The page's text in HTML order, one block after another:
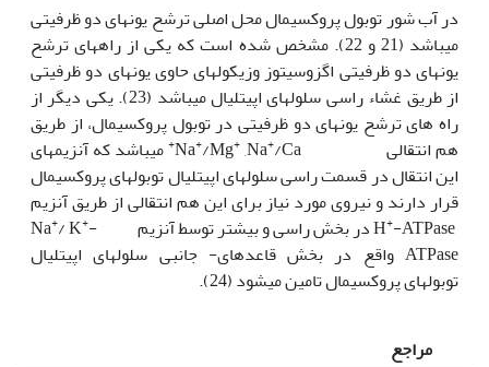
در آب شور توبول پروکسیمال محل اصلی ترشح یون‏های دو ظرفیتی
می‏باشد (21 و 22). مشخص شده است که یکی از راه‏های ترشح
یون‏های دو ظرفیتی اگزوسیتوز وزیکول‏های حاوی یون‏های دو ظرفیتی
از طریق غشاء راسی سلول‏های اپیتلیال می‏باشد (23). یکی دیگر از
راه های ترشح یون‏های دو ظرفیتی در توبول پروکسیمال، از طریق
هم انتقالی Na
+/Mg+,Na+/Ca
+می‏باشد که آنزیم‏های
این انتقال در قسمت راسی سلول‏های اپیتلیال توبول‏های پروکسیمال
قرار دارند و نیروی مورد نیاز برای این هم انتقالی از طریق آنزیم
H
+-ATPase در بخش راسی و بیشتر توسط آنزیم Na +/ K+-
ATPase واقع در بخش قاعده‏ای- جانبی سلول‏های اپیتلیال
توبول‏های پروکسیمال تامین می‏شود (24).
مراجع